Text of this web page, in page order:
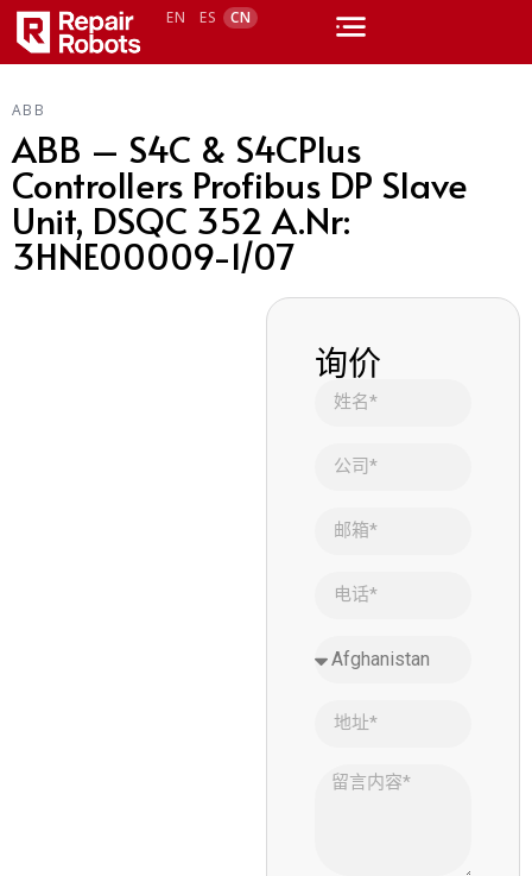
EN ES CN
ABB
ABB – S4C & S4CPlus
Controllers Profibus DP Slave
Unit, DSQC 352 A.Nr:
3HNE00009-1/07
询价